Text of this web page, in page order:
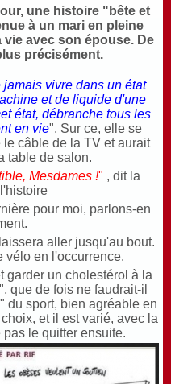
une histoire "bête et
à un mari en pleine
avec son épouse. De
précisément.
vivre dans un état
et de liquide d'une
état, débranche tous les
en vie". Sur ce, elle se
câble de la TV et aurait
table de salon.
Mesdames !" , dit la
pour moi, parlons-en
aller jusqu'au bout.
vélo en l'occurrence.
garder un cholestérol à la
que de fois ne faudrait-il
du sport, bien agréable en
et il est varié, avec la
le quitter ensuite.